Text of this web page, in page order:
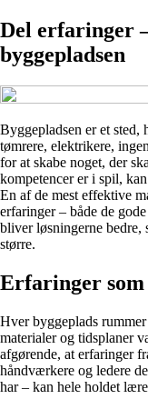
Del erfaringer
byggepladsen
Byggepladsen er et sted,
tømrere, elektrikere,
for at skabe noget, der
kompetencer er i spil,
En af de mest effektive
erfaringer – både de
bliver løsningerne bedre,
større.
Erfaringer
Hver byggeplads
materialer og tidsplaner
afgørende, at erfaringer
håndværkere og ledere
har – kan hele holdet